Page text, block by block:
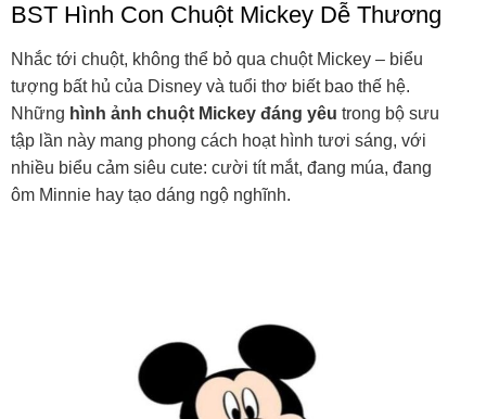
BST Hình Con Chuột Mickey Dễ Thương
Nhắc tới chuột, không thể bỏ qua chuột Mickey – biểu
tượng bất hủ của Disney và tuổi thơ biết bao thế hệ.
Những hình ảnh chuột Mickey đáng yêu trong bộ sưu
tập lần này mang phong cách hoạt hình tươi sáng, với
nhiều biểu cảm siêu cute: cười tít mắt, đang múa, đang
ôm Minnie hay tạo dáng ngộ nghĩnh.